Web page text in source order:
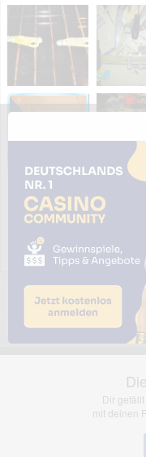
Das dargestellte Bild
übernimmt keinerlei
jedoch bei
Dir
mit deinen